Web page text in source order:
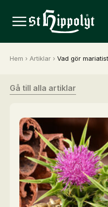
Hem › Artiklar › Vad gör
Gå till alla artiklar